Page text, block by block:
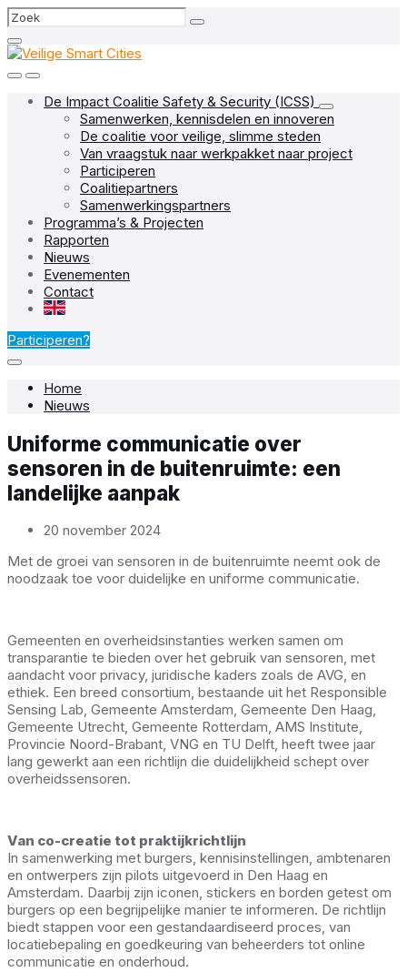
Skip
to
content
Skip
to
main
navigation
Skip
to
footer
Search
De Impact Coalitie Safety & Security (ICSS)
Samenwerken, kennisdelen en innoveren
De coalitie voor veilige, slimme steden
Van vraagstuk naar werkpakket naar project
Participeren
Coalitiepartners
Samenwerkingspartners
Programma’s & Projecten
Rapporten
Nieuws
Evenementen
Contact
EN
Participeren?
Home
Nieuws
Uniforme communicatie over
sensoren in de buitenruimte: een
landelijke aanpak
20 november 2024
Met de groei van sensoren in de buitenruimte neemt ook de
noodzaak toe voor duidelijke en uniforme communicatie.
Gemeenten en overheidsinstanties werken samen om
transparantie te bieden over het gebruik van sensoren, met
aandacht voor privacy, juridische kaders zoals de AVG, en
ethiek. Een breed consortium, bestaande uit het Responsible
Sensing Lab, Gemeente Amsterdam, Gemeente Den Haag,
Gemeente Utrecht, Gemeente Rotterdam, AMS Institute,
Provincie Noord-Brabant, VNG en TU Delft, heeft twee jaar
lang gewerkt aan een richtlijn die duidelijkheid schept over
overheidssensoren.
Van co-creatie tot praktijkrichtlijn
In samenwerking met burgers, kennisinstellingen, ambtenaren
en ontwerpers zijn pilots uitgevoerd in Den Haag en
Amsterdam. Daarbij zijn iconen, stickers en borden getest om
burgers op een begrijpelijke manier te informeren. De richtlijn
biedt stappen voor een gestandaardiseerd proces, van
locatiebepaling en goedkeuring van beheerders tot online
communicatie en onderhoud.